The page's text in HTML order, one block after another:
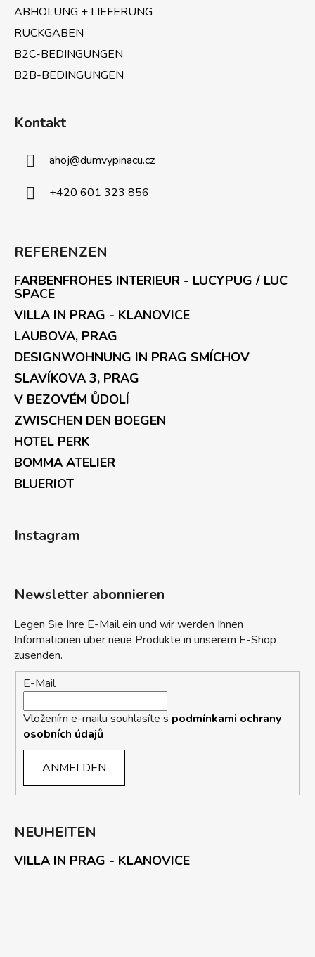
ABHOLUNG + LIEFERUNG
RÜCKGABEN
B2C-BEDINGUNGEN
B2B-BEDINGUNGEN
Kontakt
ahoj@dumvypinacu.cz
+420 601 323 856
REFERENZEN
FARBENFROHES INTERIEUR - LUCYPUG / LUC
SPACE
VILLA IN PRAG - KLANOVICE
LAUBOVA, PRAG
DESIGNWOHNUNG IN PRAG SMÍCHOV
SLAVÍKOVA 3, PRAG
V BEZOVÉM ŮDOLÍ
ZWISCHEN DEN BOEGEN
HOTEL PERK
BOMMA ATELIER
BLUERIOT
Instagram
Newsletter abonnieren
Legen Sie Ihre E-Mail ein und wir werden Ihnen
Informationen über neue Produkte in unserem E-Shop
zusenden.
E-Mail
Vložením e-mailu souhlasíte s podmínkami ochrany
osobních údajů
ANMELDEN
NEUHEITEN
VILLA IN PRAG - KLANOVICE